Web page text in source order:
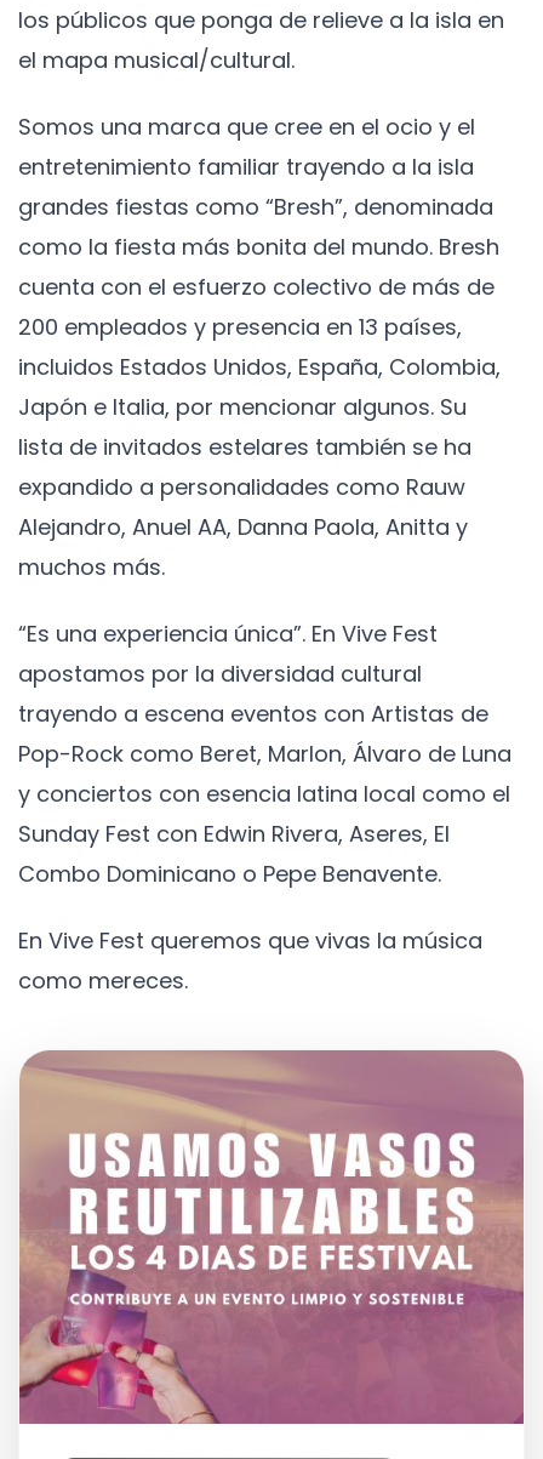
los públicos que ponga de relieve a la isla en
el mapa musical/cultural.
Somos una marca que cree en el ocio y el
entretenimiento familiar trayendo a la isla
grandes fiestas como “Bresh”, denominada
como la fiesta más bonita del mundo. Bresh
cuenta con el esfuerzo colectivo de más de
200 empleados y presencia en 13 países,
incluidos Estados Unidos, España, Colombia,
Japón e Italia, por mencionar algunos. Su
lista de invitados estelares también se ha
expandido a personalidades como Rauw
Alejandro, Anuel AA, Danna Paola, Anitta y
muchos más.
“Es una experiencia única”. En Vive Fest
apostamos por la diversidad cultural
trayendo a escena eventos con Artistas de
Pop-Rock como Beret, Marlon, Álvaro de Luna
y conciertos con esencia latina local como el
Sunday Fest con Edwin Rivera, Aseres, El
Combo Dominicano o Pepe Benavente.
En Vive Fest queremos que vivas la música
como mereces.